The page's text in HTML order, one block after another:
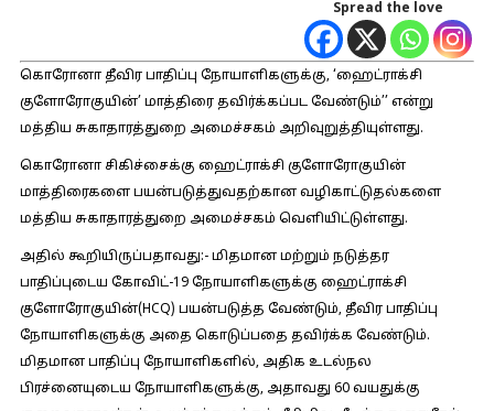
Spread the love
கொரோனா தீவிர பாதிப்பு நோயாளிகளுக்கு, ‘ஹைட்ராக்சி
குளோரோகுயின்’ மாத்திரை தவிர்க்கப்பட வேண்டும்’’ என்று
மத்திய சுகாதாரத்துறை அமைச்சகம் அறிவுறுத்தியுள்ளது.
கொரோனா சிகிச்சைக்கு ஹைட்ராக்சி குளோரோகுயின்
மாத்திரைகளை பயன்படுத்துவதற்கான வழிகாட்டுதல்களை
மத்திய சுகாதாரத்துறை அமைச்சகம் வெளியிட்டுள்ளது.
அதில் கூறியிருப்பதாவது:-மிதமான மற்றும் நடுத்தர
பாதிப்புடைய கோவிட்-19 நோயாளிகளுக்கு ஹைட்ராக்சி
குளோரோகுயின்(HCQ) பயன்படுத்த வேண்டும், தீவிர பாதிப்பு
நோயாளிகளுக்கு அதை கொடுப்பதை தவிர்க்க வேண்டும்.
மிதமான பாதிப்பு நோயாளிகளில், அதிக உடல்நல
பிரச்னையுடைய நோயாளிகளுக்கு, அதாவது 60 வயதுக்கு